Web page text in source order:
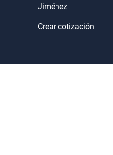
Jiménez
Crear cotización